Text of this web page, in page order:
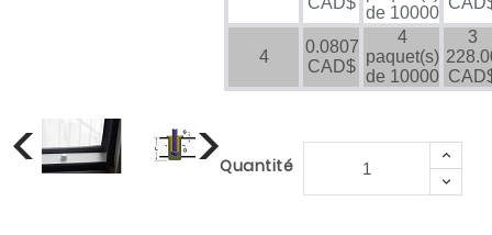
de 10000
4
0.0807
CAD$
4
paquet(s)
de 10000
3
Quantité

